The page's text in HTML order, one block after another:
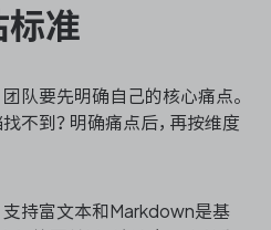
标准
队要先明确自己的核心痛点。
不到？明确痛点后，再按维度
支持富文本和Markdown是基